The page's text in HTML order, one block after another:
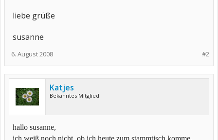
liebe grüße
susanne
#2
6. August 2008
Katjes
Bekanntes Mitglied
hallo susanne,
ich weiß noch nicht, ob ich heute zum stammtisch komme.